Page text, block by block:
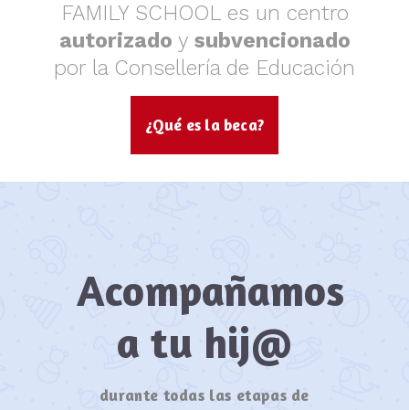
FAMILY SCHOOL es un centro
autorizado y subvencionado
por la Consellería de Educación
¿Qué es la beca?
Acompañamos
a tu hij@
durante todas las etapas de